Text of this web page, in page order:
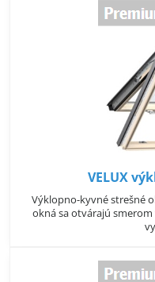
VELUX
Výklopno-kyvné strešné
okná sa otvárajú